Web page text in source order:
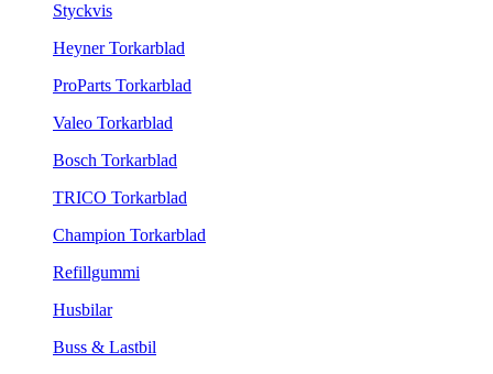
Styckvis
Heyner Torkarblad
ProParts Torkarblad
Valeo Torkarblad
Bosch Torkarblad
TRICO Torkarblad
Champion Torkarblad
Refillgummi
Husbilar
Buss & Lastbil